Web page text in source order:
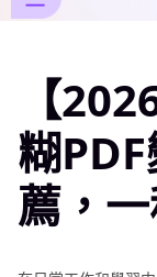
修
資
訊
照
片
復
【
糊
薦，